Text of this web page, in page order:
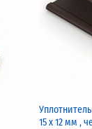
15 х 12 мм ,